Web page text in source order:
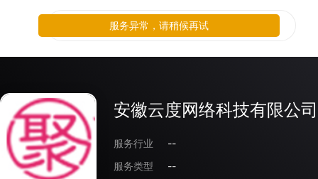
安徽云度网络科技有限公司
服务行业
--
服务类型
--
服务异常，请稍候再试